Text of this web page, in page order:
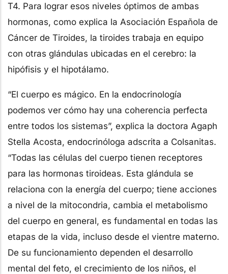
T4. Para lograr esos niveles óptimos de ambas
hormonas, como explica la Asociación Española de
Cáncer de Tiroides, la tiroides trabaja en equipo
con otras glándulas ubicadas en el cerebro: la
hipófisis y el hipotálamo.
“El cuerpo es mágico. En la endocrinología
podemos ver cómo hay una coherencia perfecta
entre todos los sistemas”, explica la doctora Agaph
Stella Acosta, endocrinóloga adscrita a Colsanitas.
“Todas las células del cuerpo tienen receptores
para las hormonas tiroideas. Esta glándula se
relaciona con la energía del cuerpo; tiene acciones
a nivel de la mitocondria, cambia el metabolismo
del cuerpo en general, es fundamental en todas las
etapas de la vida, incluso desde el vientre materno.
De su funcionamiento dependen el desarrollo
mental del feto, el crecimiento de los niños, el